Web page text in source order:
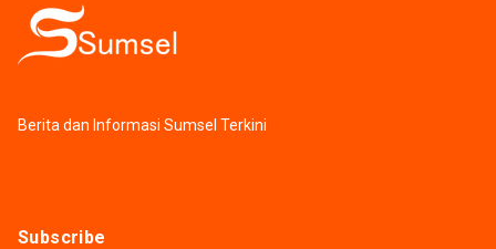
Berita dan Informasi Sumsel Terkini
Subscribe